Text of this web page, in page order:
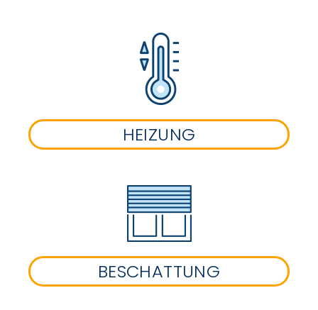
HEIZUNG
BESCHATTUNG